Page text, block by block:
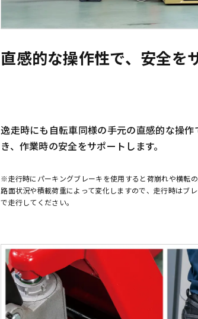
直感的な操作性で、安全を
逸走時にも自転車同様の手元の直感的な操
き、作業時の安全をサポートします。
※走行時にパーキングブレーキを使用すると荷崩れや横転
路面状況や積載荷重によって変化しますので、走行時はブ
で走行してください。